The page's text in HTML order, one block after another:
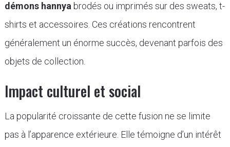
démons hannya brodés ou imprimés sur des sweats, t-
shirts et accessoires. Ces créations rencontrent
généralement un énorme succès, devenant parfois des
objets de collection.
Impact culturel et social
La popularité croissante de cette fusion ne se limite
pas à l’apparence extérieure. Elle témoigne d’un intérêt